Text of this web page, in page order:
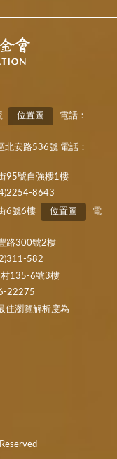
位置圖
電話：
北安路536號 電話：
95號自強樓1樓
8643
6號6樓
位置圖
電
路300號2樓
582
村135-6號3樓
22275
佳瀏覽解析度為